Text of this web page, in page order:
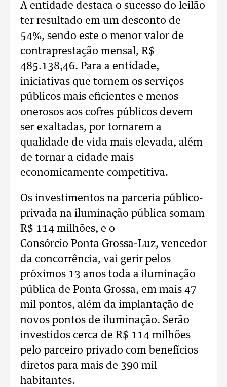
A entidade destaca o sucesso do leilão
ter resultado em um desconto de
54%, sendo este o menor valor de
contraprestação mensal, R$
485.138,46. Para a entidade,
iniciativas que tornem os serviços
públicos mais eficientes e menos
onerosos aos cofres públicos devem
ser exaltadas, por tornarem a
qualidade de vida mais elevada, além
de tornar a cidade mais
economicamente competitiva.
Os investimentos na parceria público-
privada na iluminação pública somam
R$ 114 milhões, e o
Consórcio Ponta Grossa-Luz, vencedor
da concorrência, vai gerir pelos
próximos 13 anos toda a iluminação
pública de Ponta Grossa, em mais 47
mil pontos, além da implantação de
novos pontos de iluminação. Serão
investidos cerca de R$ 114 milhões
pelo parceiro privado com benefícios
diretos para mais de 390 mil
habitantes.